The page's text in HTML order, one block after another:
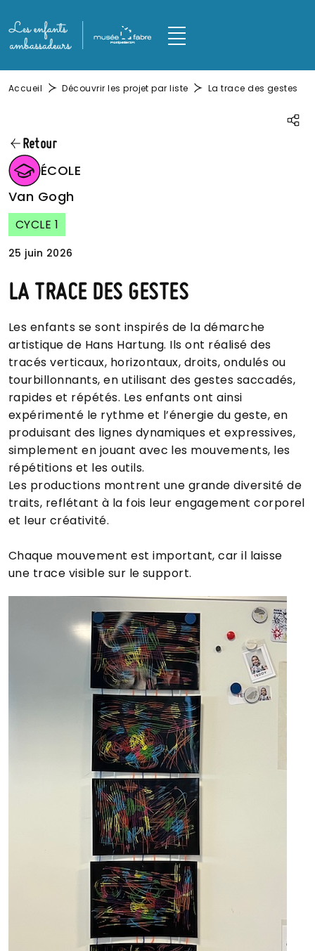
Fil d'Ariane
Accueil Découvrir les projet par liste La trace des gestes
Retour
IMAGEÉCOLE
Van Gogh
25 juin 2026
CYCLE 1
LA TRACE DES GESTES
Les enfants se sont inspirés de la démarche
artistique de Hans Hartung. Ils ont réalisé des
tracés verticaux, horizontaux, droits, ondulés ou
tourbillonnants, en utilisant des gestes saccadés,
rapides et répétés. Les enfants ont ainsi
expérimenté le rythme et l’énergie du geste, en
produisant des lignes dynamiques et expressives,
simplement en jouant avec les mouvements, les
répétitions et les outils.
Les productions montrent une grande diversité de
traits, reflétant à la fois leur engagement corporel
et leur créativité.
Chaque mouvement est important, car il laisse
une trace visible sur le support.